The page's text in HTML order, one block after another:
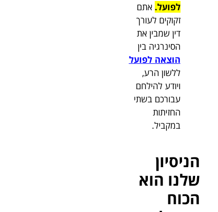
לפועל. אתם
זקוקים לעורך
דין שמבין את
הסינרגיה בין
הוצאה לפועל
ללשון הרע,
ויודע להילחם
עבורכם בשתי
החזיתות
במקביל.
הניסיון
שלנו הוא
הכוח